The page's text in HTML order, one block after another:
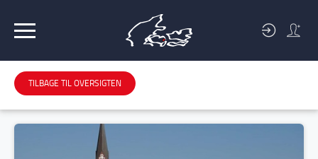
TILBAGE TIL OVERSIGTEN